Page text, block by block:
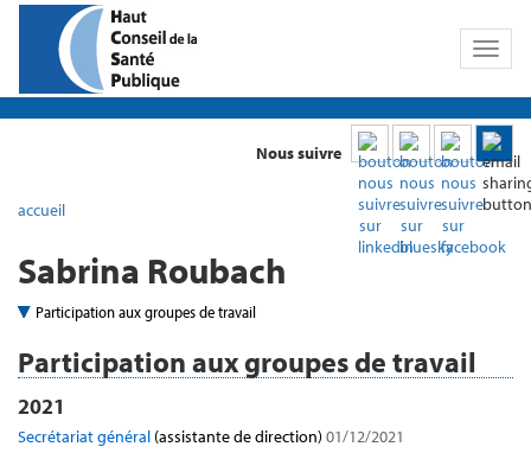
Toggle
Nous suivre
accueil
Sabrina Roubach
Participation aux groupes de travail
Participation aux groupes de travail
2021
Secrétariat général (assistante de direction) 01/12/2021